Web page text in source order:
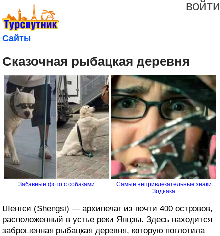
войти
Сайты
Сказочная рыбацкая деревня
Забавные фото с собаками
Самые непривлекательные знаки
Зодиака
Шенгси (Shengsi) — архипелаг из почти 400 островов,
расположенный в устье реки Янцзы. Здесь находится
заброшенная рыбацкая деревня, которую поглотила